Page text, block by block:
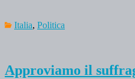
Italia, Politica
Approviamo il